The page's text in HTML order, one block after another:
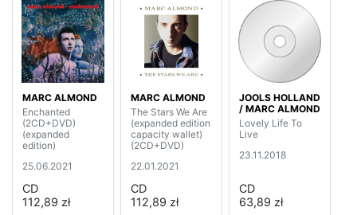
MARC ALMOND
Enchanted
(2CD+DVD)
(expanded
edition)
25.06.2021
CD
112,89 zł
MARC ALMOND
The Stars We Are
(expanded edition
capacity wallet)
(2CD+DVD)
22.01.2021
CD
112,89 zł
JOOLS HOLLAND
/ MARC ALMOND
Lovely Life To
Live
23.11.2018
CD
63,89 zł